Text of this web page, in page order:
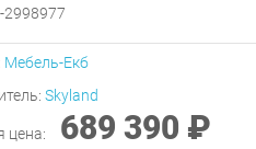
2998977
Мебель-Екб
Skyland
цена: 689 390 ₽